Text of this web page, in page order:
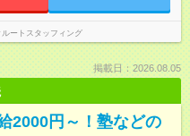
ートスタッフィング
掲載日：2026.08.05
2000円～！塾などの